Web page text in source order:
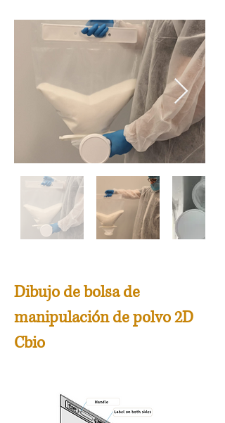
Dibujo de bolsa de
manipulación de polvo 2D
Cbio